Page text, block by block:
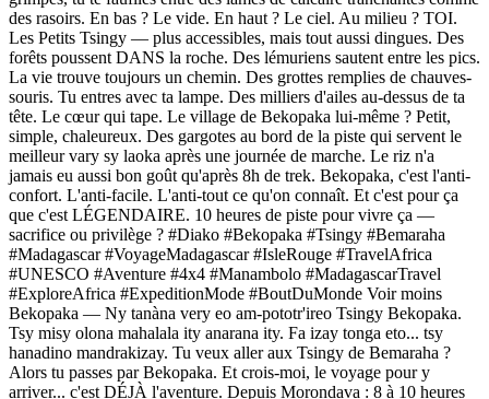
des rasoirs. En bas ? Le vide. En haut ? Le ciel. Au milieu ? TOI.
Les Petits Tsingy — plus accessibles, mais tout aussi dingues. Des
forêts poussent DANS la roche. Des lémuriens sautent entre les pics.
La vie trouve toujours un chemin. Des grottes remplies de chauves-
souris. Tu entres avec ta lampe. Des milliers d'ailes au-dessus de ta
tête. Le cœur qui tape. Le village de Bekopaka lui-même ? Petit,
simple, chaleureux. Des gargotes au bord de la piste qui servent le
meilleur vary sy laoka après une journée de marche. Le riz n'a
jamais eu aussi bon goût qu'après 8h de trek. Bekopaka, c'est l'anti-
confort. L'anti-facile. L'anti-tout ce qu'on connaît. Et c'est pour ça
que c'est LÉGENDAIRE. 10 heures de piste pour vivre ça —
sacrifice ou privilège ? #Diako #Bekopaka #Tsingy #Bemaraha
#Madagascar #VoyageMadagascar #IsleRouge #TravelAfrica
#UNESCO #Aventure #4x4 #Manambolo #MadagascarTravel
#ExploreAfrica #ExpeditionMode #BoutDuMonde Voir moins
Bekopaka — Ny tanàna very eo am-pototr'ireo Tsingy Bekopaka.
Tsy misy olona mahalala ity anarana ity. Fa izay tonga eto... tsy
hanadino mandrakizay. Tu veux aller aux Tsingy de Bemaraha ?
Alors tu passes par Bekopaka. Et crois-moi, le voyage pour y
arriver... c'est DÉJÀ l'aventure. Depuis Morondava : 8 à 10 heures